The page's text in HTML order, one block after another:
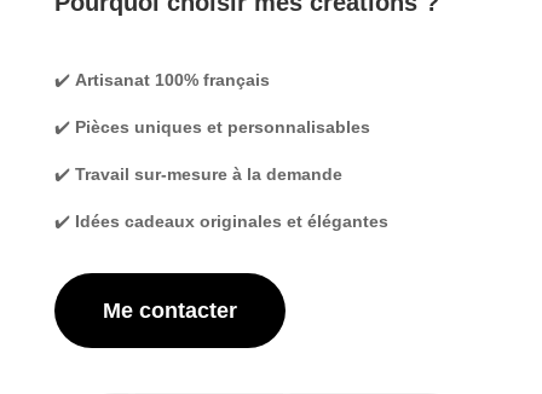
✔️ Artisanat 100% français
✔️ Pièces uniques et personnalisables
✔️ Travail sur-mesure à la demande
✔️ Idées cadeaux originales et élégantes
Me contacter